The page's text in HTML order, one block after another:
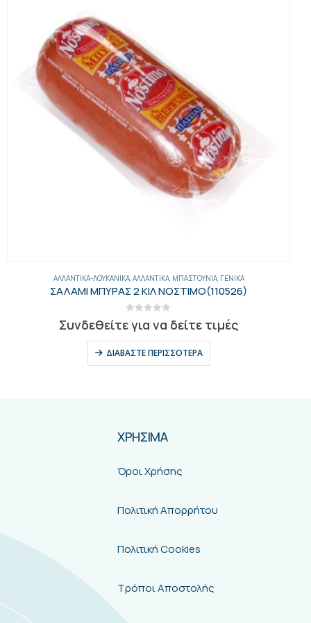
ΑΛΛΑΝΤΙΚΆ-ΛΟΥΚΆΝΙΚΑ, ΑΛΛΑΝΤΙΚΆ, ΜΠΑΣΤΟΎΝΙΑ, ΓΕΝΙΚΑ
ΣΑΛΑΜΙ ΜΠΥΡΑΣ 2 ΚΙΛ ΝΟΣΤΙΜΟ(110526)
Συνδεθείτε για να δείτε τιμές
ΔΙΑΒΆΣΤΕ ΠΕΡΙΣΣΌΤΕΡΑ
ΧΡΗΣΙΜΑ
Όροι Χρήσης
Πολιτική Απορρήτου
Πολιτική Cookies
Τρόποι Αποστολής